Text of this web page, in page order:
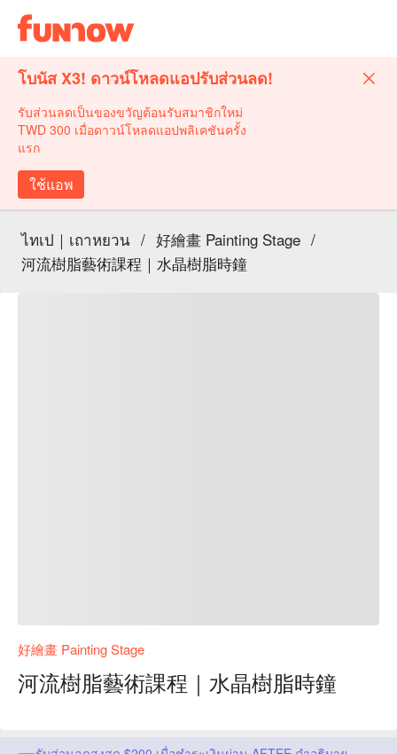
โบนัส X3! ดาวน์โหลดแอปรับส่วนลด!
รับส่วนลดเป็นของขวัญต้อนรับสมาชิกใหม่
TWD 300 เมื่อดาวน์โหลดแอปพลิเคชันครั้ง
แรก
ใช้แอพ
ไทเป｜เถาหยวน / 好繪畫 Painting Stage /
河流樹脂藝術課程｜水晶樹脂時鐘
好繪畫 Painting Stage
河流樹脂藝術課程｜水晶樹脂時鐘